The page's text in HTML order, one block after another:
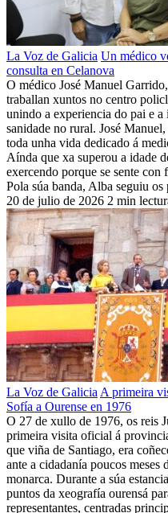
La Voz de Galicia Un médico
consulta en Celanova
O médico José Manuel
traballan xuntos no centro
unindo a experiencia do pai e
sanidade no rural. José
toda unha vida dedicado á
Aínda que xa superou a idade
exercendo porque se sente con
Pola súa banda, Alba seguiu
20 de julio de 2026 2 min
La Voz de Galicia A primeira
Sofía a Ourense en 1976
O 27 de xullo de 1976, os reis
primeira visita oficial á
que viña de Santiago, era
ante a cidadanía poucos meses
monarca. Durante a súa
puntos da xeografía ourensá
representantes, centradas